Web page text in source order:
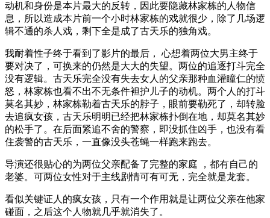
动机和身份是本片最大的反转，因此要隐藏林家栋的人物信
息，所以造成本片前一个小时林家栋的戏就很少，除了几场逻
辑不通的杀人戏，剩下全是成了古天乐的独角戏。
我耐着性子终于看到了影片的最后， 心想着两位大男主终于
要对决了，可换来的仍然是大大的失望。两位的追逐打斗完全
没有逻辑。古天乐完全没有失去女人的父亲那种血灌瞳仁的愤
怒，林家栋也看不出不无条件袒护儿子的动机。两个人的打斗
莫名其妙，林家栋勒着古天乐的脖子，眼前要勒死了，却转脸
去追疯女孩，古天乐明明已经把林家栋扑倒在地，却莫名其妙
的松手了。在后面紧追不舍的警察，即没抓住凶手，也没有看
住袭警的古天乐，一直像没头苍蝇一样跑来跑去。
导演还很贴心的为两位父亲配备了完整的家庭 ，都有自己的
老婆。可两位女性对于主线剧情可有可无，完全就是龙套。
看似关键证人的疯女孩，只有一个作用就是让两位父亲在他家
碰面，之后这个人物就几乎就消失了。